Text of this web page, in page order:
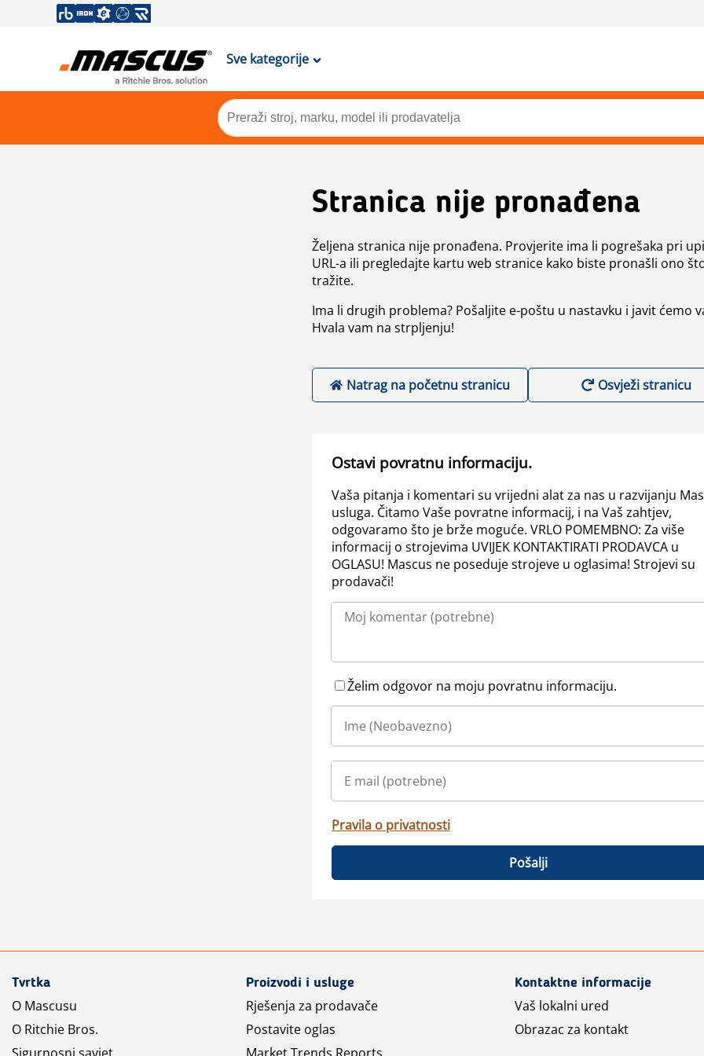
Sve kategorije
Stranica nije pronađena
Željena stranica nije pronađena. Provjerite ima li pogrešaka pri
URL-a ili pregledajte kartu web stranice kako biste pronašli ono
tražite.
Ima li drugih problema? Pošaljite e-poštu u nastavku i javit ćemo
Hvala vam na strpljenju!
Natrag na početnu stranicu Osvježi stranicu
Ostavi povratnu informaciju.
Vaša pitanja i komentari su vrijedni alat za nas u razvijanju
usluga. Čitamo Vaše povratne informacij, i na Vaš zahtjev,
odgovaramo što je brže moguće. VRLO POMEMBNO: Za više
informacij o strojevima UVIJEK KONTAKTIRATI PRODAVCA u
OGLASU! Mascus ne poseduje strojeve u oglasima! Strojevi su
prodavači!
Želim odgovor na moju povratnu informaciju.
Pravila o privatnosti
Pošalji
Tvrtka
O Mascusu
O Ritchie Bros.
Proizvodi i usluge
Rješenja za prodavače
Postavite oglas
Kontaktne informacije
Vaš lokalni ured
Obrazac za kontakt